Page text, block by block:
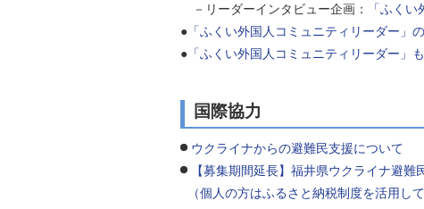
－リーダーインタビュー企画：
「ふく
● 「ふくい外国人コミュニティリーダー」
● 「ふくい外国人コミュニティリーダー」
国際協力
ウクライナからの避難民支援について
【募集期間延長】福井県ウクライナ避難
（個人の方はふるさと納税制度を活用し